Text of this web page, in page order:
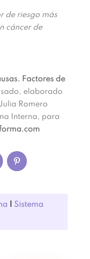
de riesgo más
cáncer de
Factores de
elaborado
Romero
Interna, para
Sistema